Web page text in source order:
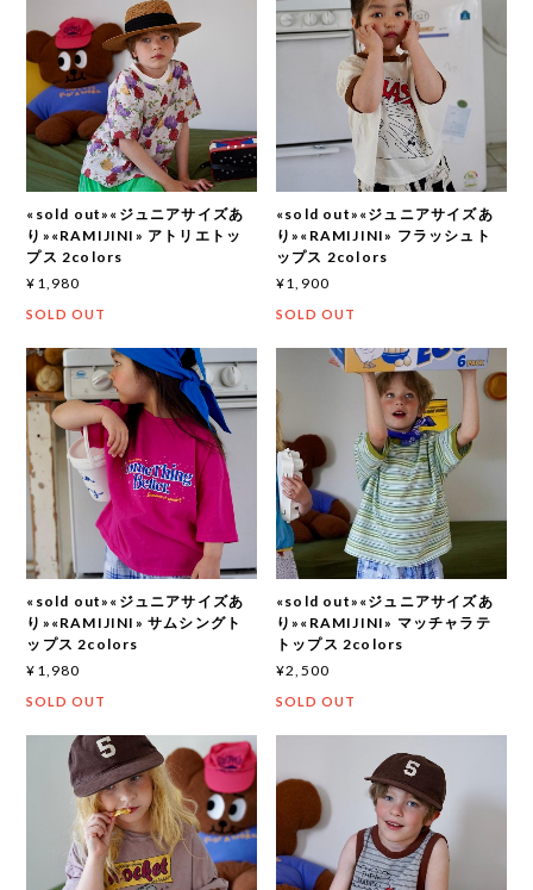
«sold out»«ジュニアサイズあ
り»«RAMIJINI» アトリエトッ
プス 2colors
¥1,980
SOLD OUT
«sold out»«ジュニアサイズあ
り»«RAMIJINI» フラッシュト
ップス 2colors
¥1,900
SOLD OUT
«sold out»«ジュニアサイズあ
り»«RAMIJINI» サムシングト
ップス 2colors
¥1,980
SOLD OUT
«sold out»«ジュニアサイズあ
り»«RAMIJINI» マッチャラテ
トップス 2colors
¥2,500
SOLD OUT